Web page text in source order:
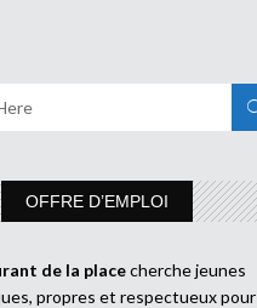
OFFRE D’EMPLOI
de la placecherche jeunes
propres et respectueux pour